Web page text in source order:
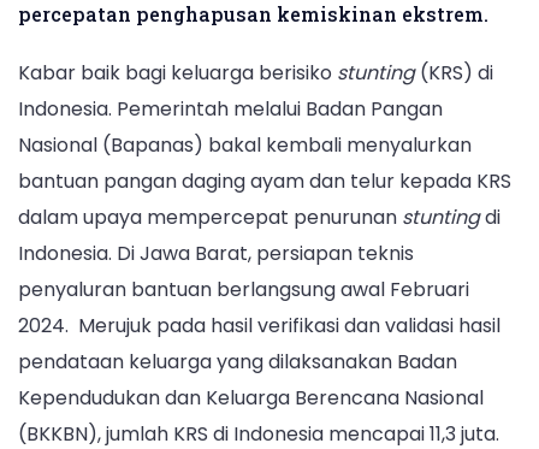
percepatan penghapusan kemiskinan ekstrem.
Kabar baik bagi keluarga berisiko stunting(KRS) di
Indonesia. Pemerintah melalui Badan Pangan
Nasional (Bapanas) bakal kembali menyalurkan
bantuan pangan daging ayam dan telur kepada KRS
dalam upaya mempercepat penurunan stuntingdi
Indonesia. Di Jawa Barat, persiapan teknis
penyaluran bantuan berlangsung awal Februari
2024. Merujuk pada hasil verifikasi dan validasi hasil
pendataan keluarga yang dilaksanakan Badan
Kependudukan dan Keluarga Berencana Nasional
(BKKBN), jumlah KRS di Indonesia mencapai 11,3 juta.